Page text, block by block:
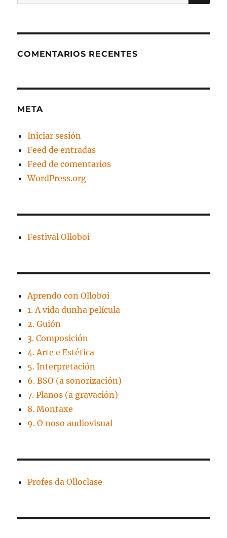
COMENTARIOS RECENTES
META
Iniciar sesión
Feed de entradas
Feed de comentarios
WordPress.org
Festival Olloboi
Aprendo con Olloboi
1. A vida dunha película
2. Guión
3. Composición
4. Arte e Estética
5. Interpretación
6. BSO (a sonorización)
7. Planos (a gravación)
8. Montaxe
9. O noso audiovisual
Profes da Olloclase